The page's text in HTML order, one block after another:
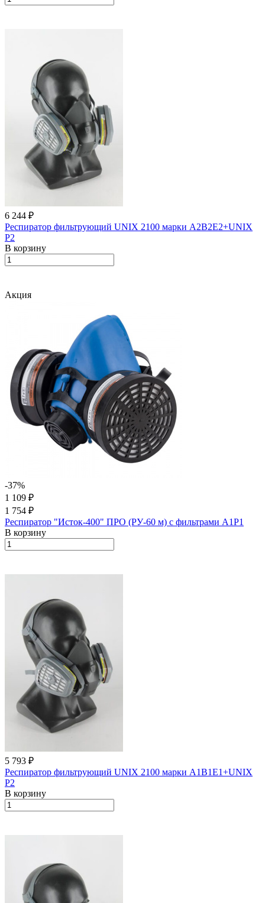
6 244 ₽
Респиратор фильтрующий UNIX 2100 марки А2В2Е2+UNIX
Р2
В корзину
Акция
-37%
1 109 ₽
1 754 ₽
Респиратор "Исток-400" ПРО (РУ-60 м) с фильтрами А1Р1
В корзину
5 793 ₽
Респиратор фильтрующий UNIX 2100 марки А1В1Е1+UNIX
Р2
В корзину